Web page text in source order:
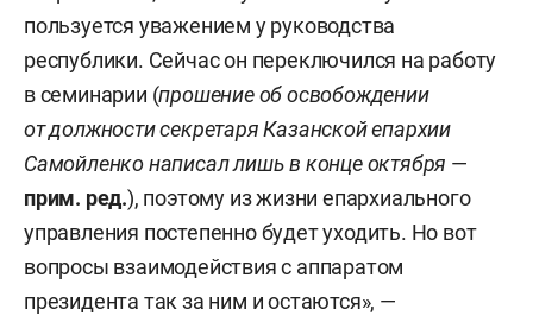
пользуется уважением у руководства
республики. Сейчас он переключился на работу
в семинарии (прошение об освобождении
от должности секретаря Казанской епархии
Самойленко написал лишь в конце октября —
прим. ред.), поэтому из жизни епархиального
управления постепенно будет уходить. Но вот
вопросы взаимодействия с аппаратом
президента так за ним и остаются», —